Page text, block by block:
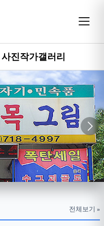
사진작가갤러리
전체보기 »